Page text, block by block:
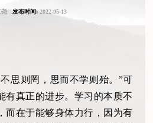
尧发布时间:2022-05-13
思则罔，思而不学则殆。”可
有真正的进步。学习的本质不
而在于能够身体力行，因为有